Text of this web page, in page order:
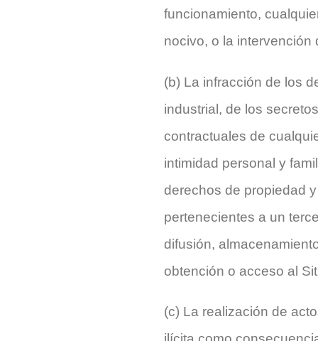
funcionamiento,
nocivo, o la intervención
(b) La infracción de los
industrial, de los
contractuales de
intimidad personal y
derechos de propiedad
pertenecientes a un
difusión,
obtención o acceso al
(c) La realización de